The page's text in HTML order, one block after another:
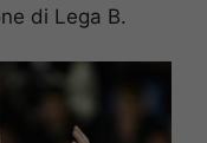
di Lega B.